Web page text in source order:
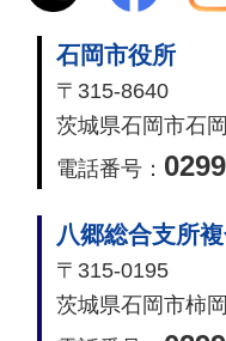
石岡市役所
〒315-8640
茨城県石岡市石
電話番号：
八郷総合支所
〒315-0195
茨城県石岡市柿